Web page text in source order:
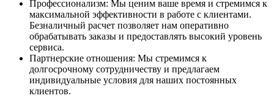
Профессионализм: Мы ценим ваше время и стремимся к
максимальной эффективности в работе с клиентами.
Безналичный расчет позволяет нам оперативно
обрабатывать заказы и предоставлять высокий уровень
сервиса.
Партнерские отношения: Мы стремимся к
долгосрочному сотрудничеству и предлагаем
индивидуальные условия для наших постоянных
клиентов.